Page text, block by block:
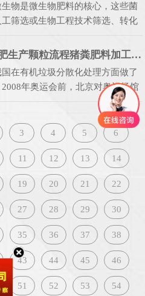
物是微生物肥料的核心，这些菌
筛选或生物工程技术筛选、转化
同作物和土壤类型进行大量科学试
良菌种。由于核心菌种或菌种的整套有机肥生产颗粒流程猪粪肥料加工设备
在有机垃圾分散化处理方面做了
年奥运会前，北京对奥运场馆
处理提出了要求，并在场馆内兴建
3 4 5 6
11 12 13 14
19 20 21 22
27 28 29 30
35 36 37 38
43 44 45 46
51 52 53 54